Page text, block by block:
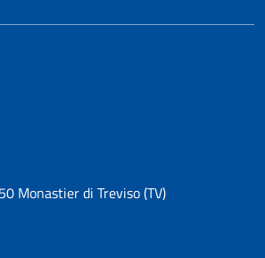
Monastier di Treviso (TV)